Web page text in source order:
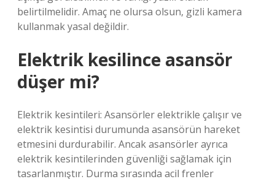
belirtilmelidir. Amaç ne olursa olsun, gizli kamera
kullanmak yasal değildir.
Elektrik kesilince asansör
düşer mi?
Elektrik kesintileri: Asansörler elektrikle çalışır ve
elektrik kesintisi durumunda asansörün hareket
etmesini durdurabilir. Ancak asansörler ayrıca
elektrik kesintilerinden güvenliği sağlamak için
tasarlanmıştır. Durma sırasında acil frenler